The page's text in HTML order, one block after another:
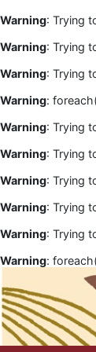
Warning: Trying
Warning: Trying
Warning: Trying
Warning:
Warning: Trying
Warning: Trying
Warning: Trying
Warning: Trying
Warning: Trying
Warning: